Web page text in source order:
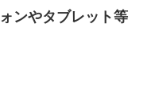
ンやタブレット等